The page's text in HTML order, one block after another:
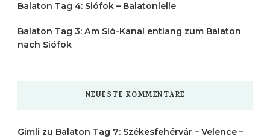
Balaton Tag 4: Siófok – Balatonlelle
Balaton Tag 3: Am Sió-Kanal entlang zum Balaton
nach Siófok
NEUESTE KOMMENTARE
Gimli zu Balaton Tag 7: Székesfehérvár – Velence –